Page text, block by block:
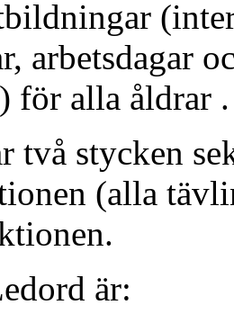
arbetsdagar
för alla åldrar .
två stycken
(alla
är: